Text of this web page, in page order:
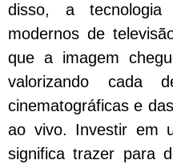
disso, a tecnologia
modernos de
que a imagem
valorizando cada
cinematográficas e
ao vivo. Investir em
significa trazer para